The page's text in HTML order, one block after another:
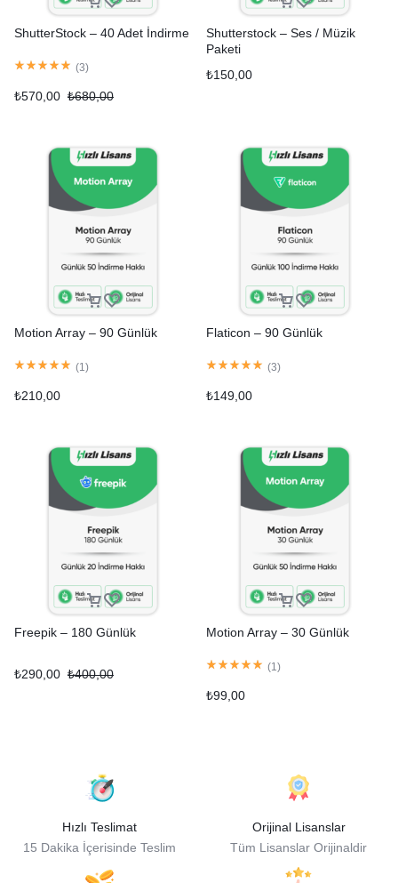
ShutterStock – 40 Adet İndirme
(3)
₺570,00 ₺680,00
Shutterstock – Ses / Müzik
Paketi
₺150,00
Motion Array – 90 Günlük
(1 )
₺210,00
Flaticon – 90 Günlük
(3)
₺149,00
Freepik – 180 Günlük
₺290,00 ₺400,00
Motion Array – 30 Günlük
(1 )
₺99,00
Hızlı Teslimat
15 Dakika İçerisinde Teslim
Orijinal Lisanslar
Tüm Lisanslar Orijinaldir